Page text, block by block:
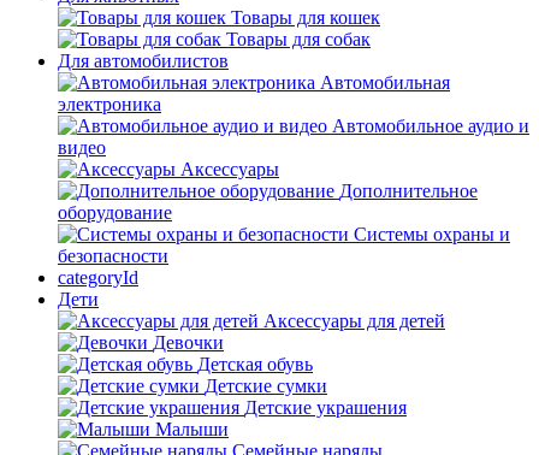
Товары для кошек
Товары для собак
Для автомобилистов
Автомобильная
электроника
Автомобильное аудио и
видео
Аксессуары
Дополнительное
оборудование
Системы охраны и
безопасности
categoryId
Дети
Аксессуары для детей
Девочки
Детская обувь
Детские сумки
Детские украшения
Малыши
Семейные наряды